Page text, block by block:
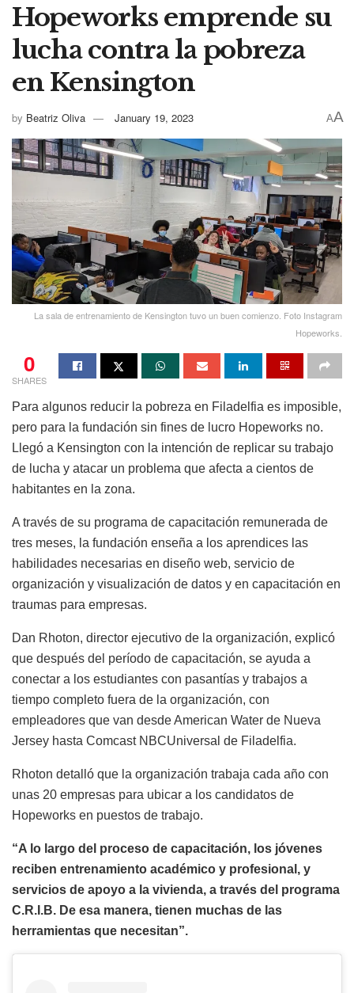
Hopeworks emprende su
lucha contra la pobreza
en Kensington
by Beatriz Oliva January 19, 2023 AA
La sala de entrenamiento de Kensington tuvo un buen comienzo. Foto Instagram
Hopeworks.
0
SHARES
Para algunos reducir la pobreza en Filadelfia es imposible,
pero para la fundación sin fines de lucro Hopeworks no.
Llegó a Kensington con la intención de replicar su trabajo
de lucha y atacar un problema que afecta a cientos de
habitantes en la zona.
A través de su programa de capacitación remunerada de
tres meses, la fundación enseña a los aprendices las
habilidades necesarias en diseño web, servicio de
organización y visualización de datos y en capacitación en
traumas para empresas.
Dan Rhoton, director ejecutivo de la organización, explicó
que después del período de capacitación, se ayuda a
conectar a los estudiantes con pasantías y trabajos a
tiempo completo fuera de la organización, con
empleadores que van desde American Water de Nueva
Jersey hasta Comcast NBCUniversal de Filadelfia.
Rhoton detalló que la organización trabaja cada año con
unas 20 empresas para ubicar a los candidatos de
Hopeworks en puestos de trabajo.
“A lo largo del proceso de capacitación, los jóvenes
reciben entrenamiento académico y profesional, y
servicios de apoyo a la vivienda, a través del programa
C.R.I.B. De esa manera, tienen muchas de las
herramientas que necesitan”.